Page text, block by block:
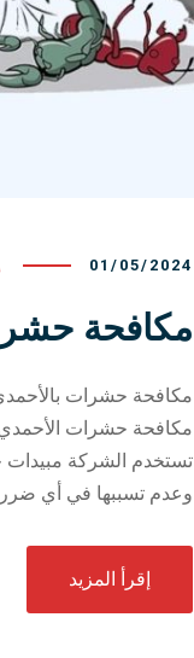
01/05/2024
مكافحة
مكافحة حشرات
مكافحة حشرات
تستخدم الشركة مبيدات
وعدم تسببها في أي
إقرأ المزيد